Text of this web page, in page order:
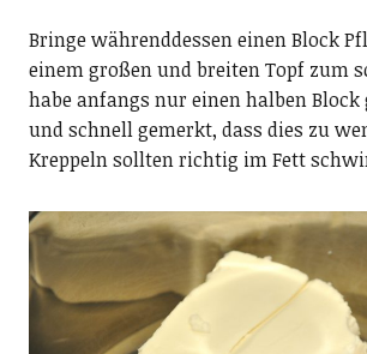
Bringe währenddessen einen Block
einem großen und breiten Topf zum
habe anfangs nur einen halben Block
und schnell gemerkt, dass dies zu
Kreppeln sollten richtig im Fett